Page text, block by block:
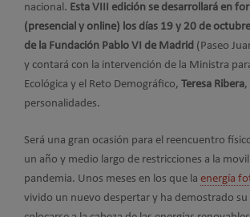
nacional. Esta VIII edición se desarrollará en
(presencial y online) los días 19 y 20 de
de la Fundación Pablo VI de Madrid (Paseo
y contará con la intervención de la Ministra
Ecológica y el Reto Demográfico, Teresa Ribera,
personalidades.
Será una gran ocasión para el reencuentro
un año y medio largo de restricciones a la
pandemia. Unos meses en los que la energía
vivido un nuevo despertar y ha demostrado su